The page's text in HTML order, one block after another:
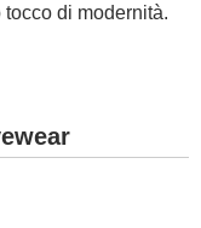
di modernità.